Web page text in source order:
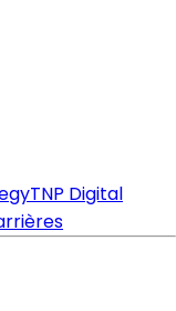
TNP Digital